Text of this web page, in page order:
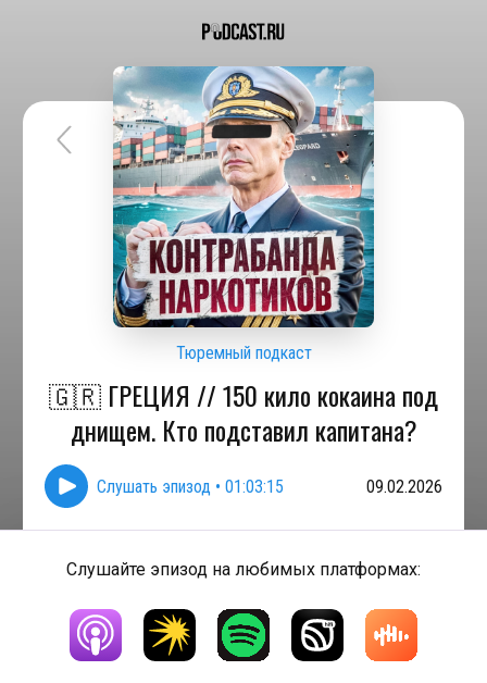
Тюремный подкаст
🇬🇷 ГРЕЦИЯ // 150 кило кокаина под
днищем. Кто подставил капитана?
Слушать эпизод • 01:03:15 09.02.2026
Слушайте эпизод на любимых платформах: